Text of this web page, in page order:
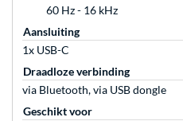
60 Hz - 16 kHz
Aansluiting
1x USB-C
Draadloze verbinding
via Bluetooth, via USB dongle
Geschikt voor